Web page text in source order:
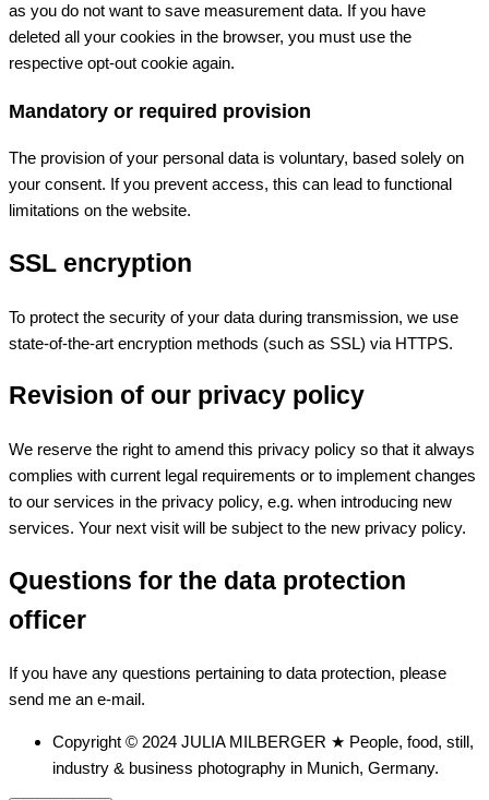
as you do not want to save measurement data. If you have
deleted all your cookies in the browser, you must use the
respective opt-out cookie again.
Mandatory or required provision
The provision of your personal data is voluntary, based solely on
your consent. If you prevent access, this can lead to functional
limitations on the website.
SSL encryption
To protect the security of your data during transmission, we use
state-of-the-art encryption methods (such as SSL) via HTTPS.
Revision of our privacy policy
We reserve the right to amend this privacy policy so that it always
complies with current legal requirements or to implement changes
to our services in the privacy policy, e.g. when introducing new
services. Your next visit will be subject to the new privacy policy.
Questions for the data protection
officer
If you have any questions pertaining to data protection, please
send me an e-mail.
Copyright © 2024 JULIA MILBERGER ★ People, food, still,
industry & business photography in Munich, Germany.